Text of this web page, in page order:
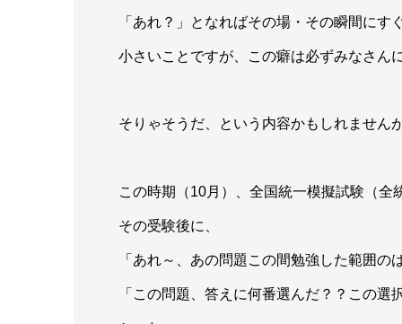
「あれ？」となればその場・その瞬間にす
小さいことですが、この癖は必ずみなさん
そりゃそうだ、という内容かもしれません
この時期（10月）、全国統一模擬試験（
その受験後に、
「あれ～、あの問題この間勉強した範囲
「この問題、答えに何番選んだ？？この